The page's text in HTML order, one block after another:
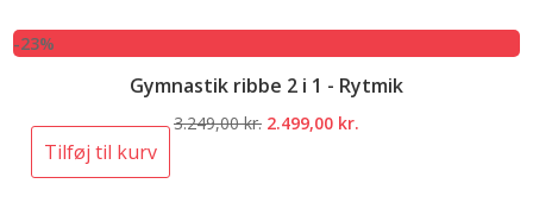
-23%
Gymnastik ribbe 2 i 1 - Rytmik
3.249,00kr. Den
2.499,00 kr.
Tilføj til kurv